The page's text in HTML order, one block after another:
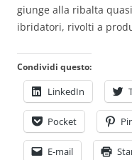
giunge alla ribalta
ibridatori, rivolti a
Condividi questo:
LinkedIn
Pocket
E-mail